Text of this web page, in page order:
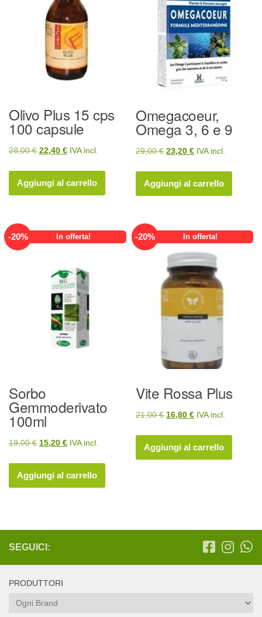
Olivo Plus 15 cps
100 capsule
28,00€ Il
originale
era:
22,40 €Il
attuale
è:
IVA incl.
Aggiungi al carrello
Omegacoeur,
Omega 3, 6 e 9
29,00€ Il
originale
era:
23,20€Il
attuale
è:
IVA incl.
Aggiungi al carrello
-20% In offerta!
Sorbo
Gemmoderivato
100ml
19,00€ Il
originale
era:
15,20 €Il
attuale
è:
IVA incl.
Aggiungi al carrello
-20% In offerta!
Vite Rossa Plus
21,00€ Il
originale
era:
16,80€Il
attuale
è:
IVA incl.
Aggiungi al carrello
SEGUICI:
PRODUTTORI